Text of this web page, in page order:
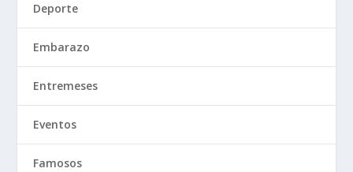
Deporte
Embarazo
Entremeses
Eventos
Famosos